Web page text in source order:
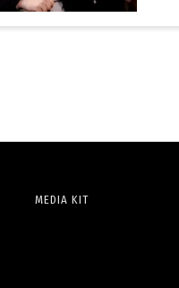
MEDIA KIT